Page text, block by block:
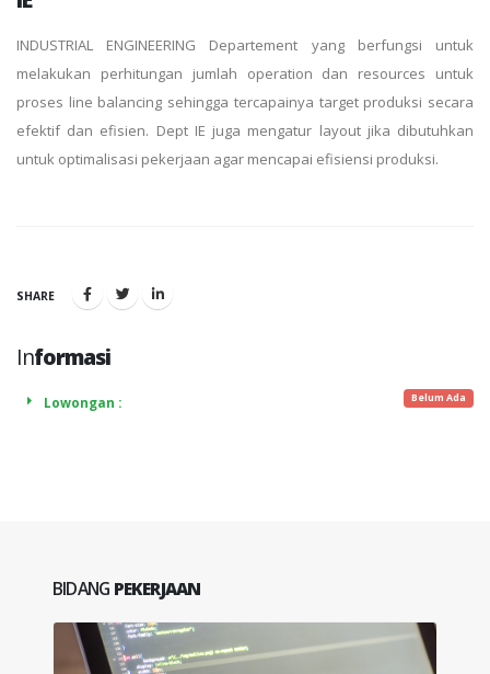
INDUSTRIAL ENGINEERING Departement yang berfungsi untuk
melakukan perhitungan jumlah operation dan resources untuk
proses line balancing sehingga tercapainya target produksi secara
efektif dan efisien. Dept IE juga mengatur layout jika dibutuhkan
untuk optimalisasi pekerjaan agar mencapai efisiensi produksi.
SHARE
Informasi
Lowongan : Belum Ada
BIDANG PEKERJAAN